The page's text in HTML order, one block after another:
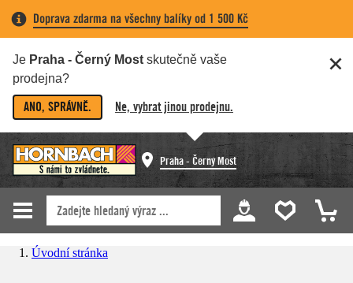
Doprava zdarma na všechny balíky od 1 500 Kč
Je Praha - Černý Most skutečně vaše
prodejna?
ANO, SPRÁVNĚ. Ne, vybrat jinou prodejnu.
Praha - Černý Most
Úvodní stránka